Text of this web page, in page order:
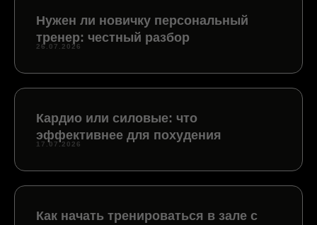
Нужен ли новичку персональный
тренер: честный разбор
26.07.2026
Кардио или силовые: что
эффективнее для похудения
17.07.2026
Как начать тренироваться в зале с